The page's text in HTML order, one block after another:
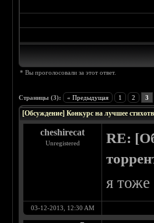
* Вы проголосовали за этот ответ.
Страницы (3): « Предыдущая 1 2 3
[Обсуждение] Конкурс на лучшее
cheshirecat
Unregistered
RE:
я тоже
03-12-2013, 12:30 AM